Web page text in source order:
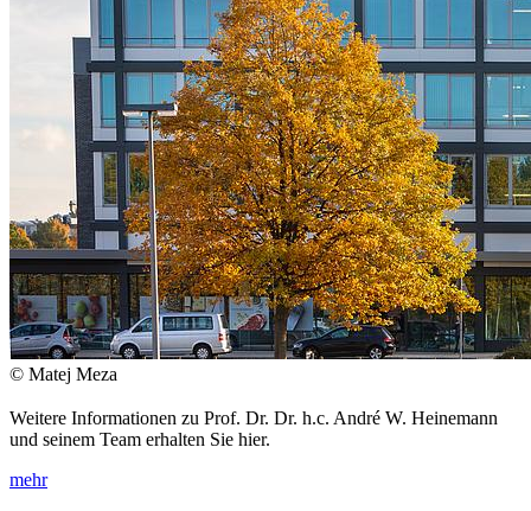
© Matej Meza
Weitere Informationen zu Prof. Dr. Dr. h.c. André W. Heinemann
und seinem Team erhalten Sie hier.
mehr